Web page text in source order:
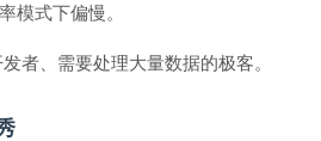
模式下偏慢。
者、需要处理大量数据的极客。